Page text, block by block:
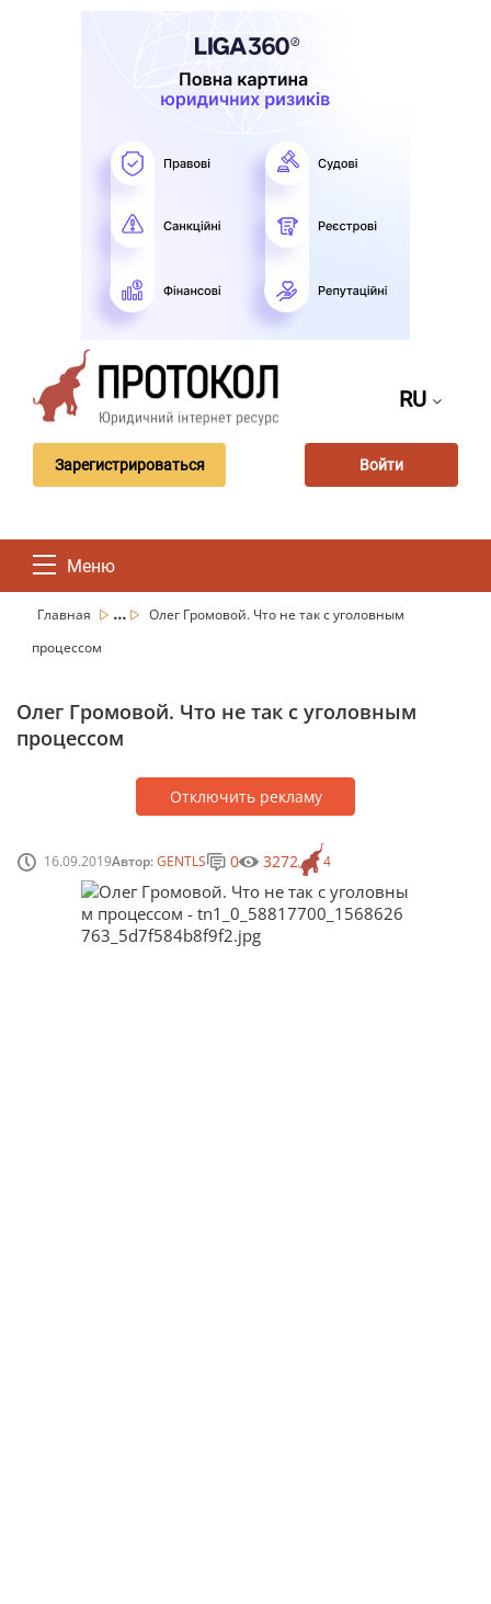
RU
Зарегистрироваться Войти
Меню
Главная ...
Олег Громовой. Что не так с уголовным
процессом
Олег Громовой. Что не так с уголовным
процессом
Отключить рекламу
16.09.2019Автор:GENTLS 4
0 3272